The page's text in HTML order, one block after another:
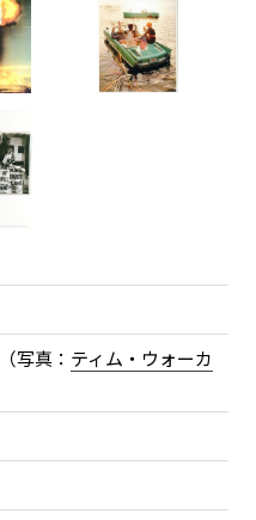
（写真： ティム・ウォーカ